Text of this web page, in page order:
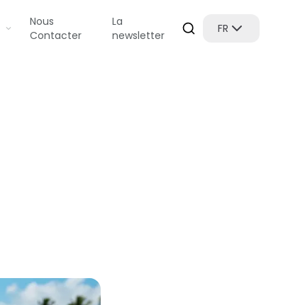
Nous
Contacter
La
newsletter
FR